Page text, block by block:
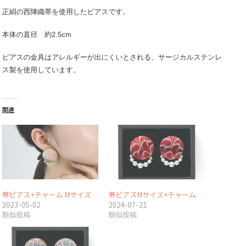
~Miho~
正絹の西陣織帯を使用したピアスです。
本体の直径 約2.5cm
ピアスの金具はアレルギーが出にくいとされる、サージカルステンレ
ス製を使用しています。
関連
帯ピアス+チャーム Mサイズ
2023-05-02
類似投稿
帯ピアスMサイズ+チャーム
2024-07-21
類似投稿